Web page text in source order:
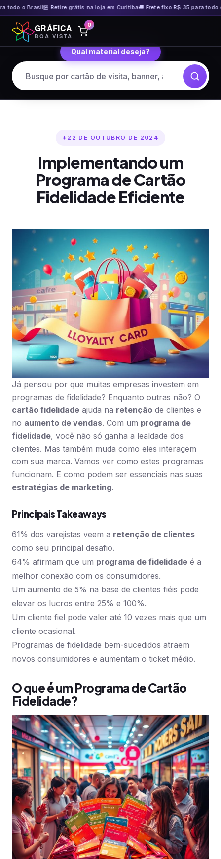
o Brasil🏪 Retire grátis na loja em Curitiba🚚 Frete fixo R$ 35 para todo o
Pular
para
o
GRÁFICA
BOA VISTA
0
Qual material deseja?
22 DE OUTUBRO DE 2024
Implementando um
Programa de Cartão
Fidelidade Eficiente
Já pensou por que muitas empresas investem em
programas de fidelidade? Enquanto outras não? O
cartão fidelidade ajuda na retenção de clientes e
no aumento de vendas. Com um programa de
fidelidade, você não só ganha a lealdade dos
clientes. Mas também muda como eles interagem
com sua marca. Vamos ver como estes programas
funcionam. E como podem ser essenciais nas suas
estratégias de marketing.
Principais Takeaways
61% dos varejistas veem a retenção de clientes
como seu principal desafio.
64% afirmam que um programa de fidelidade é a
melhor conexão com os consumidores.
Um aumento de 5% na base de clientes fiéis pode
elevar os lucros entre 25% e 100%.
Um cliente fiel pode valer até 10 vezes mais que um
cliente ocasional.
Programas de fidelidade bem-sucedidos atraem
novos consumidores e aumentam o ticket médio.
O que é um Programa de Cartão
Fidelidade?